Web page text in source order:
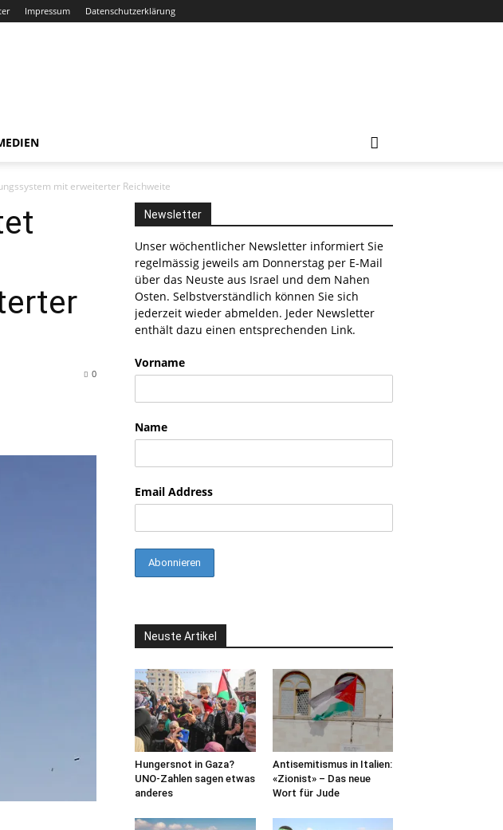
Impressum Datenschutzerklärung
mit erweiterter Reichweite
0
Newsletter
Unser wöchentlicher Newsletter informiert Sie
regelmässig jeweils am Donnerstag per E-Mail
über das Neuste aus Israel und dem Nahen
Osten. Selbstverständlich können Sie sich
jederzeit wieder abmelden. Jeder Newsletter
enthält dazu einen entsprechenden Link.
Vorname
Name
Email Address
Neuste Artikel
Hungersnot in Gaza?
UNO-Zahlen sagen etwas
anderes
Antisemitismus in Italien:
«Zionist» – Das neue
Wort für Jude